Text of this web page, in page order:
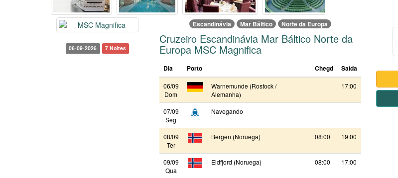
06-09-2026 7 Noites
Escandinávia Mar Báltico Norte da Europa
Cruzeiro Escandinávia Mar Báltico Norte da
Europa MSC Magnifica
Dia Porto Chegd Saída
06/09
Dom
Warnemunde (Rostock /
Alemanha)
17:00
07/09
Seg
Navegando
08/09
Ter
Bergen (Noruega) 08:00 19:00
09/09
Qua
Eidfjord (Noruega) 08:00 17:00